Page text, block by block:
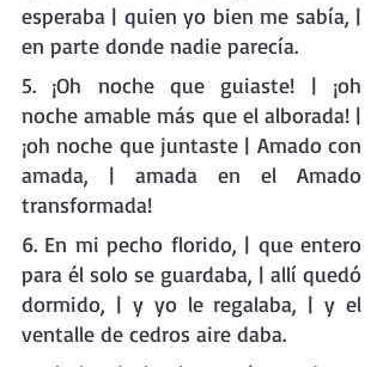
esperaba | quien yo bien me sabía, |
en parte donde nadie parecía.
5. ¡Oh noche que guiaste! | ¡oh
noche amable más que el alborada! |
¡oh noche que juntaste | Amado con
amada, | amada en el Amado
transformada!
6. En mi pecho florido, | que entero
para él solo se guardaba, | allí quedó
dormido, | y yo le regalaba, | y el
ventalle de cedros aire daba.